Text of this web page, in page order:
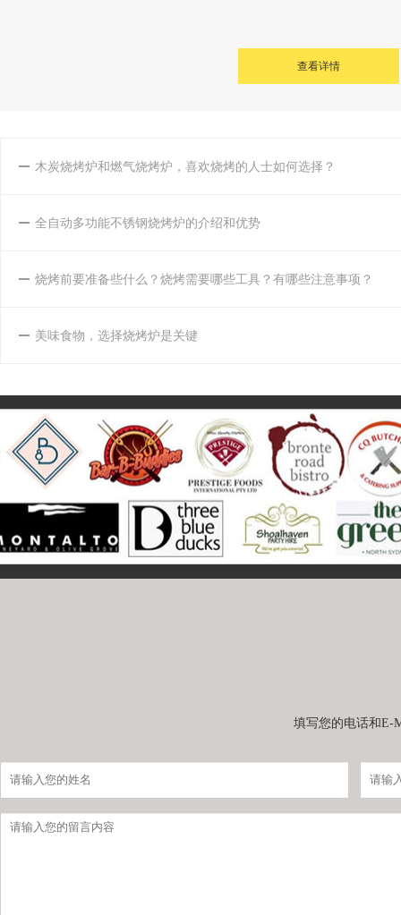
查看详情
木炭烧烤炉和燃气烧烤炉，喜欢烧烤的人士如何选择？
全自动多功能不锈钢烧烤炉的介绍和优势
烧烤前要准备些什么？烧烤需要哪些工具？有哪些注意事项？
美味食物，选择烧烤炉是关键
填写您的电话和E-